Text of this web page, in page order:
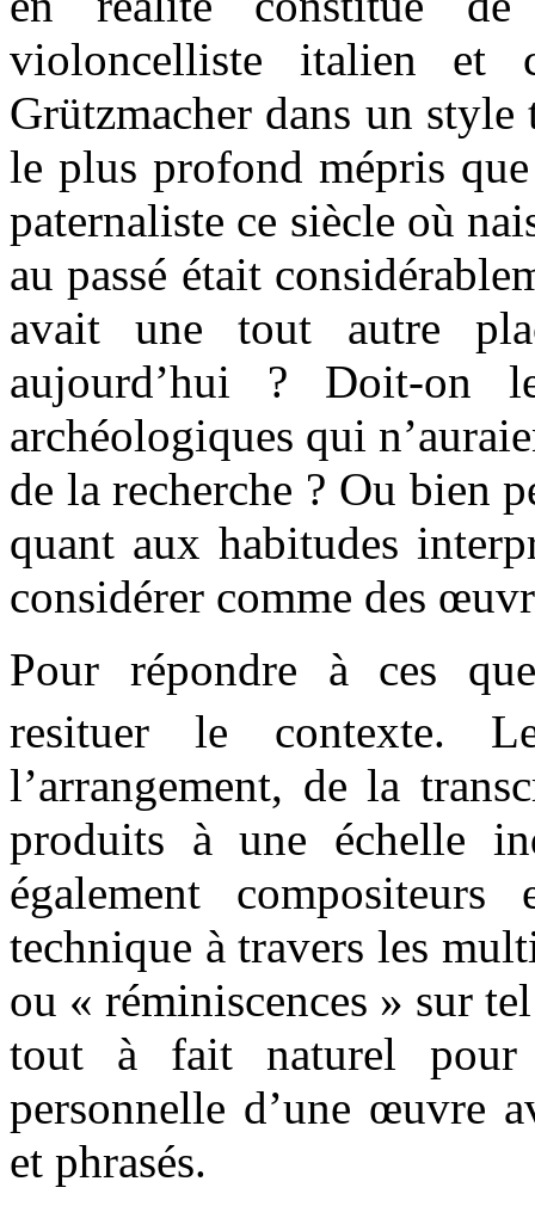
violoncelliste italien et
Grützmacher dans un
le plus profond mépris
paternaliste ce siècle où
au passé était
avait une tout autre
aujourd’hui ? Doit-on
archéologiques qui
de la recherche ? Ou bien
quant aux habitudes
considérer comme des
Pour répondre à ces
resituer le contexte.
l’arrangement, de la
produits à une échelle
également
technique à travers les
ou « réminiscences » sur
tout à fait naturel pour
personnelle d’une œuvre
et phrasés.